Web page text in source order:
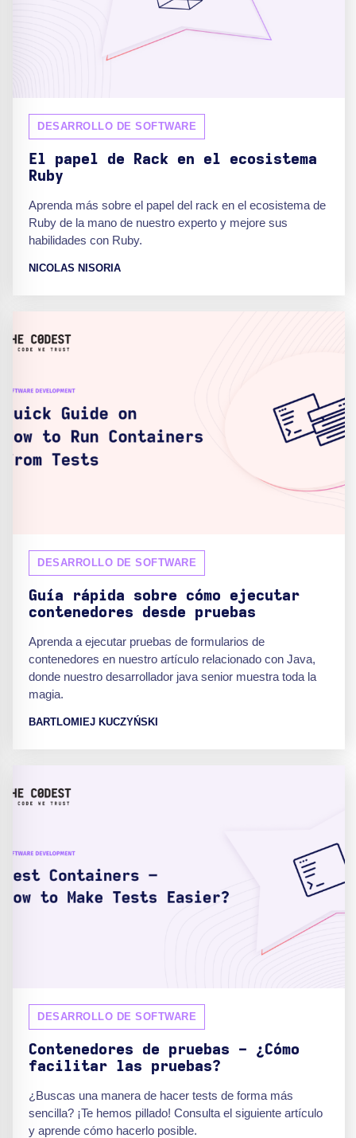
DESARROLLO DE SOFTWARE
El papel de Rack en el ecosistema
Ruby
Aprenda más sobre el papel del rack en el ecosistema de
Ruby de la mano de nuestro experto y mejore sus
habilidades con Ruby.
NICOLAS NISORIA
DESARROLLO DE SOFTWARE
Guía rápida sobre cómo ejecutar
contenedores desde pruebas
Aprenda a ejecutar pruebas de formularios de
contenedores en nuestro artículo relacionado con Java,
donde nuestro desarrollador java senior muestra toda la
magia.
BARTLOMIEJ KUCZYŃSKI
DESARROLLO DE SOFTWARE
Contenedores de pruebas - ¿Cómo
facilitar las pruebas?
¿Buscas una manera de hacer tests de forma más
sencilla? ¡Te hemos pillado! Consulta el siguiente artículo
y aprende cómo hacerlo posible.